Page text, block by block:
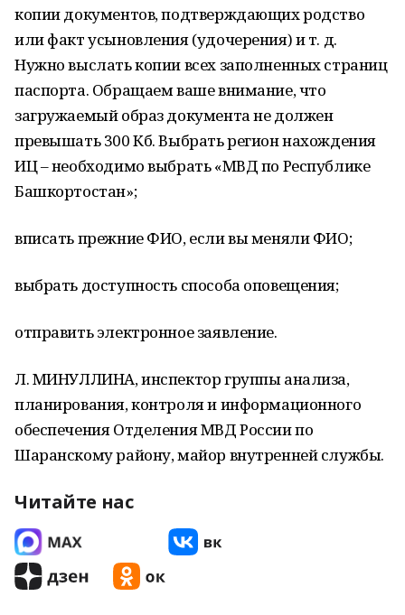
копии документов, подтверждающих родство
или факт усыновления (удочерения) и т. д.
Нужно выслать копии всех заполненных страниц
паспорта. Обращаем ваше внимание, что
загружаемый образ документа не должен
превышать 300 Кб. Выбрать регион нахождения
ИЦ – необходимо выбрать «МВД по Республике
Башкортостан»;
вписать прежние ФИО, если вы меняли ФИО;
выбрать доступность способа оповещения;
отправить электронное заявление.
Л. МИНУЛЛИНА, инспектор группы анализа,
планирования, контроля и информационного
обеспечения Отделения МВД России по
Шаранскому району, майор внутренней службы.
Читайте нас